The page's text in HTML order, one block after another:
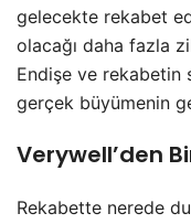
gelecekte rekabet
olacağı daha fazla
Endişe ve rekabetin
gerçek büyümenin
Verywell’den
Rekabette nerede